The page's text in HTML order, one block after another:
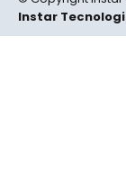
Instar